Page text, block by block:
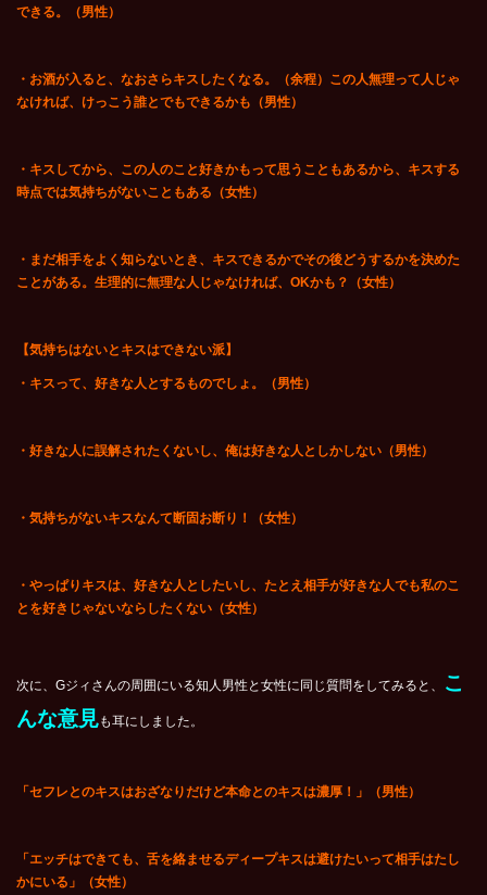
できる。（男性）
・お酒が入ると、なおさらキスしたくなる。（余程）この人無理って人じゃ
なければ、けっこう誰とでもできるかも（男性）
・キスしてから、この人のこと好きかもって思うこともあるから、キスする
時点では気持ちがないこともある（女性）
・まだ相手をよく知らないとき、キスできるかでその後どうするかを決めた
ことがある。生理的に無理な人じゃなければ、OKかも？（女性）
【気持ちはないとキスはできない派】
・キスって、好きな人とするものでしょ。（男性）
・好きな人に誤解されたくないし、俺は好きな人としかしない（男性）
・気持ちがないキスなんて断固お断り！（女性）
・やっぱりキスは、好きな人としたいし、たとえ相手が好きな人でも私のこ
とを好きじゃないならしたくない（女性）
次に、Gジィさんの周囲にいる知人男性と女性に同じ質問をしてみると、
こ
んな意見も耳にしました。
「セフレとのキスはおざなりだけど本命とのキスは濃厚！」（男性）
「エッチはできても、舌を絡ませるディープキスは避けたいって相手はたし
かにいる」（女性）